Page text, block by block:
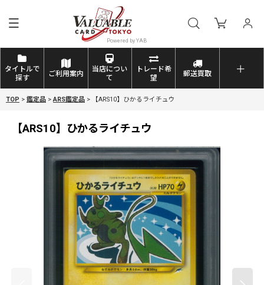
タイトルで
探す
ご利用案内
当店につい
て
トレード希
望
郵送買取
TOP > 鑑定品 > ARS鑑定品 > 【ARS10】ひかるライチュウ
【ARS10】ひかるライチュウ